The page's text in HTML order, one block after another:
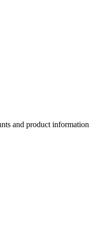
and product information